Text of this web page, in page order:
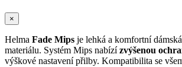
×
Helma Fade Mips je lehká a komfortní
materiálu. Systém Mips nabízízvýšenou
výškové nastavení přilby. Kompatibilita se